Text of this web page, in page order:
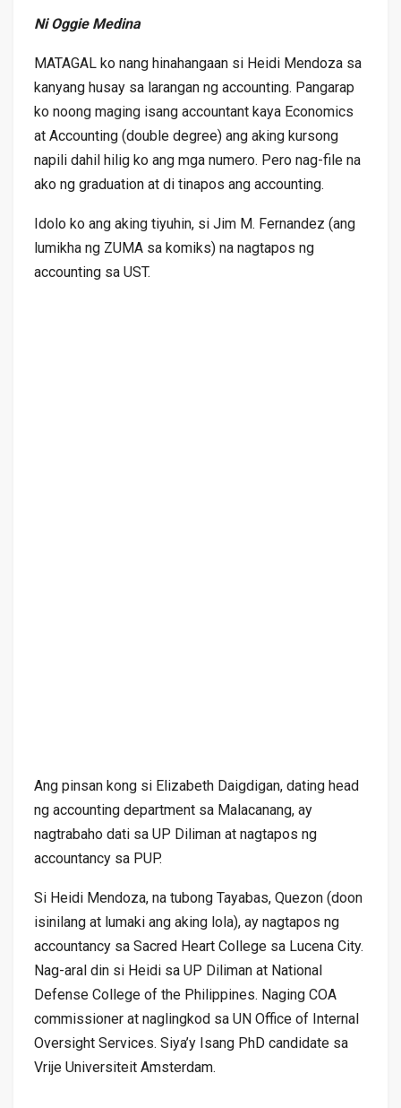
Ni Oggie Medina
MATAGAL ko nang hinahangaan si Heidi Mendoza sa
kanyang husay sa larangan ng accounting. Pangarap
ko noong maging isang accountant kaya Economics
at Accounting (double degree) ang aking kursong
napili dahil hilig ko ang mga numero. Pero nag-file na
ako ng graduation at di tinapos ang accounting.
Idolo ko ang aking tiyuhin, si Jim M. Fernandez (ang
lumikha ng ZUMA sa komiks) na nagtapos ng
accounting sa UST.
Ang pinsan kong si Elizabeth Daigdigan, dating head
ng accounting department sa Malacanang, ay
nagtrabaho dati sa UP Diliman at nagtapos ng
accountancy sa PUP.
Si Heidi Mendoza, na tubong Tayabas, Quezon (doon
isinilang at lumaki ang aking lola), ay nagtapos ng
accountancy sa Sacred Heart College sa Lucena City.
Nag-aral din si Heidi sa UP Diliman at National
Defense College of the Philippines. Naging COA
commissioner at naglingkod sa UN Office of Internal
Oversight Services. Siya’y Isang PhD candidate sa
Vrije Universiteit Amsterdam.